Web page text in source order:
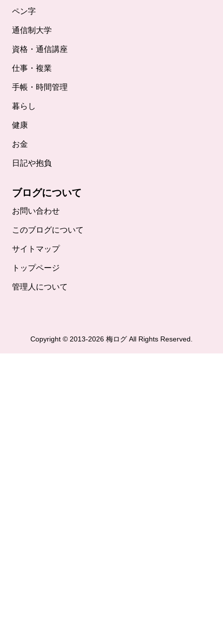
ペン字
通信制大学
資格・通信講座
仕事・複業
手帳・時間管理
暮らし
健康
お金
日記や抱負
ブログについて
お問い合わせ
このブログについて
サイトマップ
トップページ
管理人について
Copyright © 2013-2026 梅ログ All Rights Reserved.